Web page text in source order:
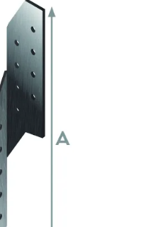
Nordlux cardiff
vegglampe down e27
sort
307